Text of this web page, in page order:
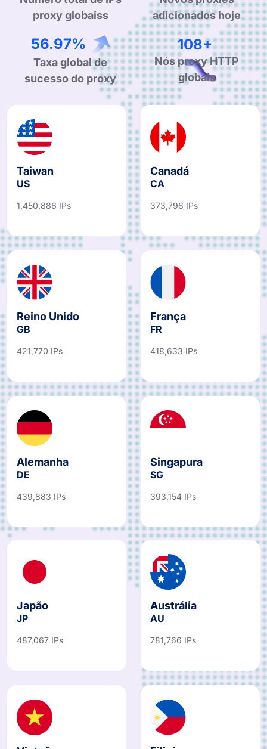
Número total de IPs
Novos proxies
adicionados hoje
99.44%
Taxa global de
sucesso do proxy
189+
Nós proxy HTTP
globais
Taiwan
US
Canadá
CA
Reino Unido
GB
França
FR
Alemanha
DE
Singapura
SG
Japão
JP
Austrália
AU